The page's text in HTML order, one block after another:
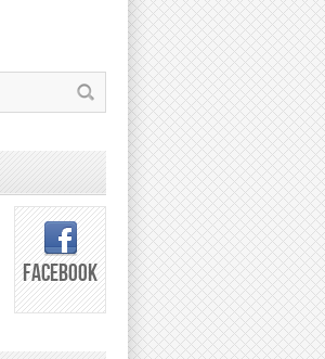
FACEBOOK